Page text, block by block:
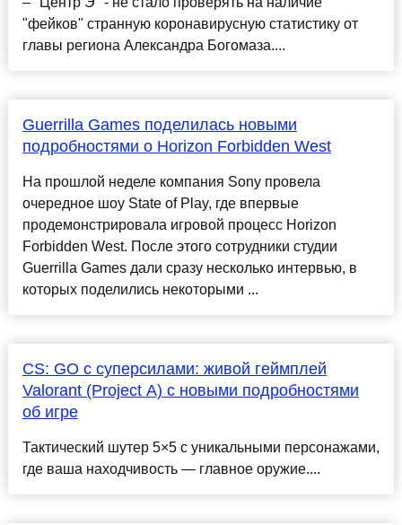
"фейков" странную коронавирусную статистику от
главы региона Александра Богомаза....
Guerrilla Games поделилась новыми
подробностями о Horizon Forbidden West
На прошлой неделе компания Sony провела
очередное шоу State of Play, где впервые
продемонстрировала игровой процесс Horizon
Forbidden West. После этого сотрудники студии
Guerrilla Games дали сразу несколько интервью, в
которых поделились некоторыми ...
CS: GO с суперсилами: живой геймплей
Valorant (Project A) с новыми подробностями
об игре
Тактический шутер 5×5 с уникальными персонажами,
где ваша находчивость — главное оружие....